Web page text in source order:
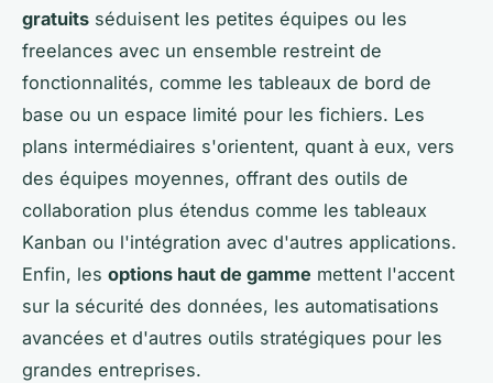
gratuits séduisent les petites équipes ou les
freelances avec un ensemble restreint de
fonctionnalités, comme les tableaux de bord de
base ou un espace limité pour les fichiers. Les
plans intermédiaires s'orientent, quant à eux, vers
des équipes moyennes, offrant des outils de
collaboration plus étendus comme les tableaux
Kanban ou l'intégration avec d'autres applications.
Enfin, les options haut de gamme mettent l'accent
sur la sécurité des données, les automatisations
avancées et d'autres outils stratégiques pour les
grandes entreprises.